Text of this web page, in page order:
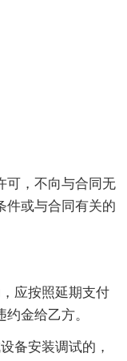
可，不向与合同无
件或与合同有关的
应按照延期支付
金给乙方。
备安装调试的，